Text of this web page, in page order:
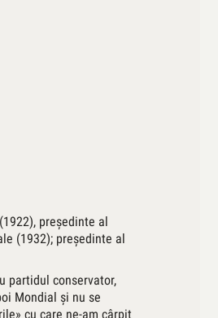
președinte al
(1932); președinte al
partidul conservator,
Mondial şi nu se
cu care ne-am cârpit